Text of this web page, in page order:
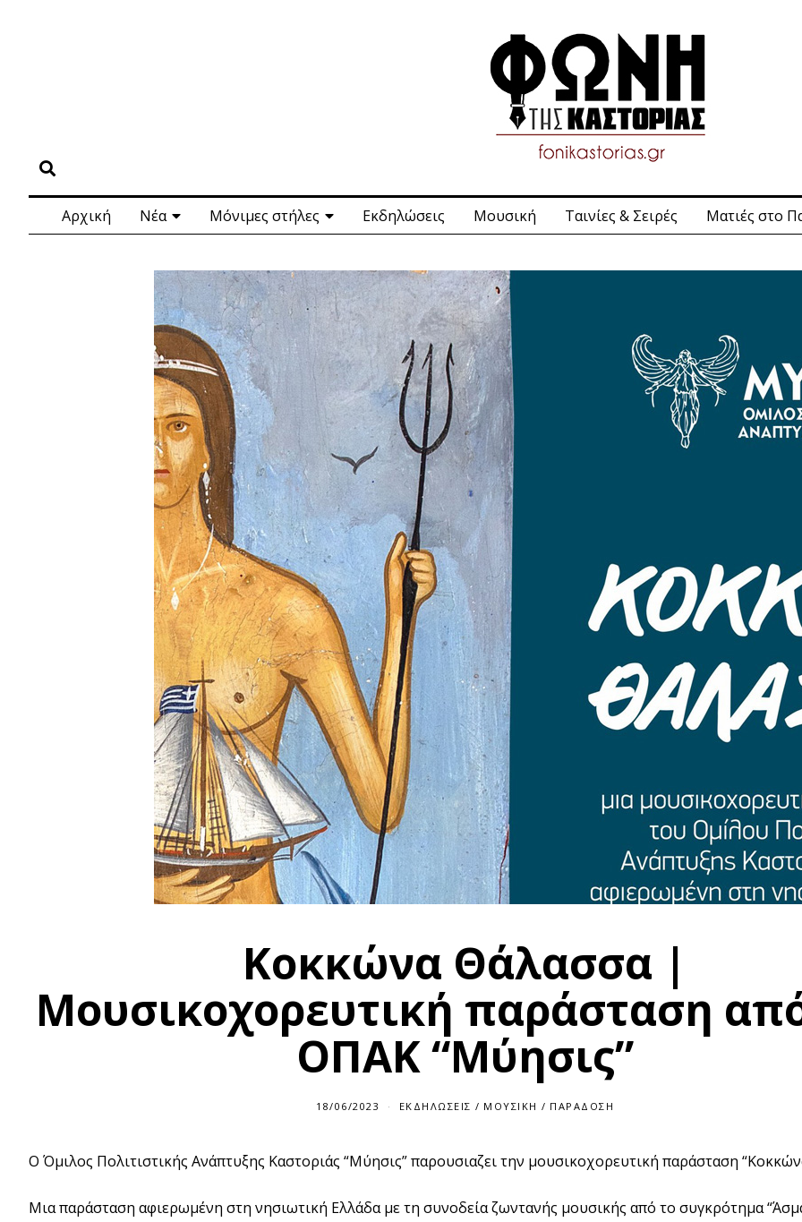
Αρχική Νέα Μόνιμες στήλες Εκδηλώσεις Μουσική Ταινίες & Σειρές Ματιές στο
Κοκκώνα Θάλασσα |
Μουσικοχορευτική παράσταση
ΟΠΑΚ “Μύησις”
18/06/2023 ΕΚΔΗΛΏΣΕΙΣ / ΜΟΥΣΙΚΉ / ΠΑΡΆΔΟΣΗ
Ο Όμιλος Πολιτιστικής Ανάπτυξης Καστοριάς “Μύησις” παρουσιαζει την μουσικοχορευτική παράσταση
Μια παράσταση αφιερωμένη στη νησιωτική Ελλάδα με τη συνοδεία ζωντανής μουσικής από το συγκρότημα